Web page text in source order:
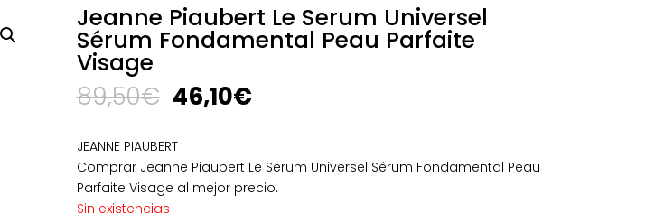
Jeanne Piaubert Le Serum Universel
Sérum Fondamental Peau Parfaite
Visage
89,50€ El
precio
original
era:
89,50€.
46,10€El
es:
46,10€.
JEANNE PIAUBERT
Comprar Jeanne Piaubert Le Serum Universel Sérum Fondamental Peau
Parfaite Visage al mejor precio.
Sin existencias